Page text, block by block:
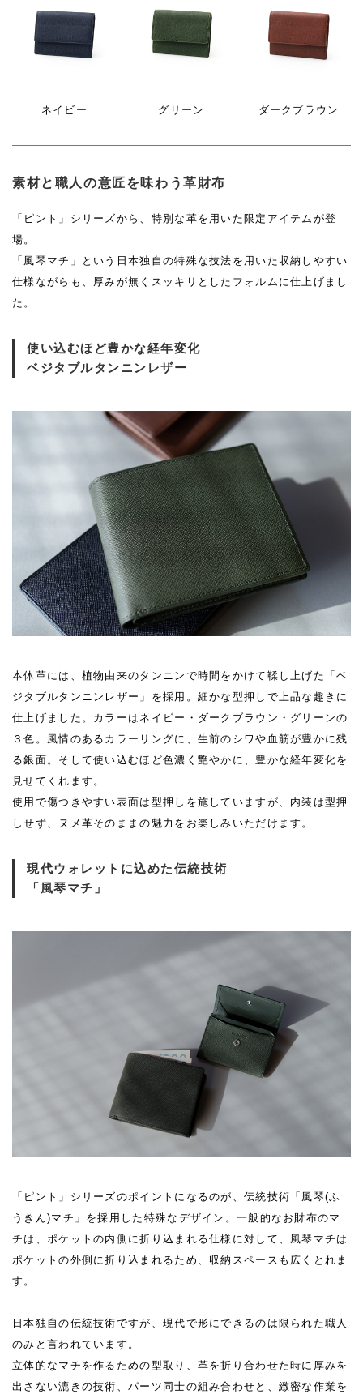
ネイビー グリーン ダークブラウン
素材と職人の意匠を味わう革財布
「ピント」シリーズから、特別な革を用いた限定アイテムが登
場。
「風琴マチ」という日本独自の特殊な技法を用いた収納しやすい
仕様ながらも、厚みが無くスッキリとしたフォルムに仕上げまし
た。
使い込むほど豊かな経年変化
ベジタブルタンニンレザー
本体革には、植物由来のタンニンで時間をかけて鞣し上げた「ベ
ジタブルタンニンレザー」を採用。細かな型押しで上品な趣きに
仕上げました。カラーはネイビー・ダークブラウン・グリーンの
３色。風情のあるカラーリングに、生前のシワや血筋が豊かに残
る銀面。そして使い込むほど色濃く艶やかに、豊かな経年変化を
見せてくれます。
使用で傷つきやすい表面は型押しを施していますが、内装は型押
しせず、ヌメ革そのままの魅力をお楽しみいただけます。
現代ウォレットに込めた伝統技術
「風琴マチ」
「ピント」シリーズのポイントになるのが、伝統技術「風琴(ふ
うきん)マチ」を採用した特殊なデザイン。一般的なお財布のマ
チは、ポケットの内側に折り込まれる仕様に対して、風琴マチは
ポケットの外側に折り込まれるため、収納スペースも広くとれま
す。
日本独自の伝統技術ですが、現代で形にできるのは限られた職人
のみと言われています。
立体的なマチを作るための型取り、革を折り合わせた時に厚みを
出さない漉きの技術、パーツ同士の組み合わせと、緻密な作業を